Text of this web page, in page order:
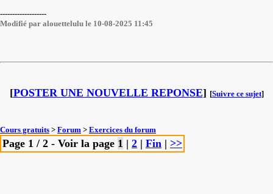
-------------------
Modifié par alouettelulu le 10-08-2025 11:45
[POSTER UNE NOUVELLE REPONSE] [Suivre ce sujet]
Cours gratuits > Forum > Exercices du forum
Page 1 / 2 - Voir la page 1 | 2 | Fin | >>